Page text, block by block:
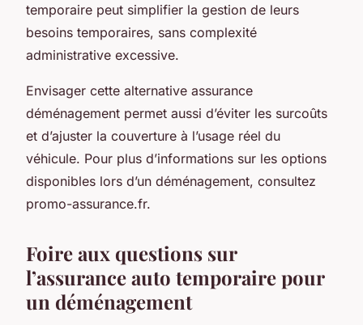
temporaire peut simplifier la gestion de leurs
besoins temporaires, sans complexité
administrative excessive.
Envisager cette alternative assurance
déménagement permet aussi d’éviter les surcoûts
et d’ajuster la couverture à l’usage réel du
véhicule. Pour plus d’informations sur les options
disponibles lors d’un déménagement, consultez
promo-assurance.fr.
Foire aux questions sur
l’assurance auto temporaire pour
un déménagement